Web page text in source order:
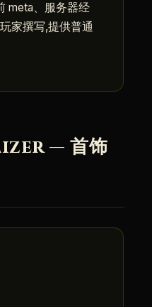
meta、服务器经
家撰写,提供普通
— 首饰